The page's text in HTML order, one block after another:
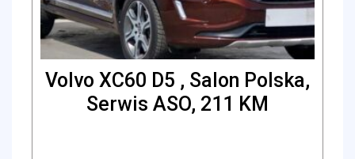
Volvo XC60 D5 , Salon Polska,
Serwis ASO, 211 KM